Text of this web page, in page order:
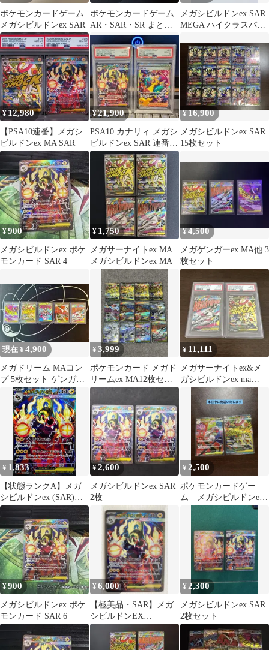
ポケモンカードゲーム
メガシビルドンex SAR
ポケモンカードゲーム
AR・SAR・SR まとめ
売り 5枚メガドリーム
メガシビルドンex SAR
MEGA ハイクラスパッ
¥12,980
【PSA10連番】メガシ
ビルドンex MA SAR
¥21,900
PSA10 カナリィ メガシ
ビルドンex SAR 連番2
枚セット
¥16,900
メガシビルドンex SAR
15枚セット
¥900
メガシビルドンex ポケ
モンカード SAR 4
¥ 1,750
メガサーナイトex MA
メガシビルドンex MA
¥4,500
メガゲンガーex MA他 3
枚セット
現在 ¥4,900
メガドリーム MAコン
プ 5枚セット ゲンガー
ガルーラ 美品
¥3,999
ポケモンカード メガド
リームex MA12枚セッ
ト
¥ 11,111
メガサーナイトex&メ
ガシビルドンex ma
PSA10 2枚セット
¥ 1,833
【状態ランクA】メガ
シビルドンex (SAR)
{235/193} [M2a/MEGA
ドリームex] [MEGA] 1
枚
¥2,600
メガシビルドンex SAR
2枚
¥2,500
ポケモンカードゲー
ム メガシビルドンex
¥900
メガシビルドンex ポケ
モンカード SAR 6
¥6,000
【極美品・SAR】メガ
シビルドンEX
SAR（235/193 m2a）
¥ 2,300
メガシビルドンex SAR
2枚セット